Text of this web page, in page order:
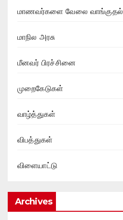
மாணவர்களை வேலை வாங்குதல்
மாநில அரசு
மீனவர் பிரச்சினை
முறைகேடுகள்
வாழ்த்துகள்
விபத்துகள்
விளையாட்டு
Archives